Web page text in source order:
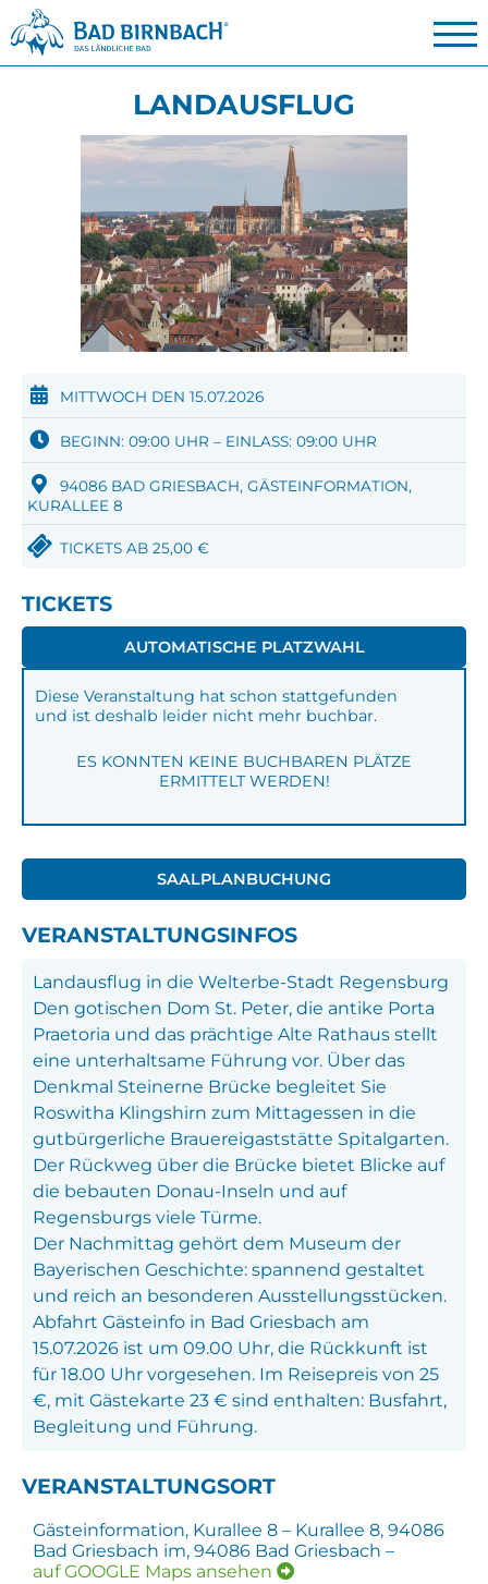
LANDAUSFLUG
MITTWOCH DEN 15.07.2026
BEGINN: 09:00 UHR – EINLASS: 09:00 UHR
94086 BAD GRIESBACH, GÄSTEINFORMATION,
KURALLEE 8
TICKETS AB 25,00 €
TICKETS
AUTOMATISCHE PLATZWAHL
Diese Veranstaltung hat schon stattgefunden
und ist deshalb leider nicht mehr buchbar.
ES KONNTEN KEINE BUCHBAREN PLÄTZE
ERMITTELT WERDEN!
SAALPLANBUCHUNG
VERANSTALTUNGSINFOS
Landausflug in die Welterbe-Stadt Regensburg
Den gotischen Dom St. Peter, die antike Porta
Praetoria und das prächtige Alte Rathaus stellt
eine unterhaltsame Führung vor. Über das
Denkmal Steinerne Brücke begleitet Sie
Roswitha Klingshirn zum Mittagessen in die
gutbürgerliche Brauereigaststätte Spitalgarten.
Der Rückweg über die Brücke bietet Blicke auf
die bebauten Donau-Inseln und auf
Regensburgs viele Türme.
Der Nachmittag gehört dem Museum der
Bayerischen Geschichte: spannend gestaltet
und reich an besonderen Ausstellungsstücken.
Abfahrt Gästeinfo in Bad Griesbach am
15.07.2026 ist um 09.00 Uhr, die Rückkunft ist
für 18.00 Uhr vorgesehen. Im Reisepreis von 25
€, mit Gästekarte 23 € sind enthalten: Busfahrt,
Begleitung und Führung.
VERANSTALTUNGSORT
Gästeinformation, Kurallee 8 – Kurallee 8, 94086
Bad Griesbach im, 94086 Bad Griesbach –
auf GOOGLE Maps ansehen